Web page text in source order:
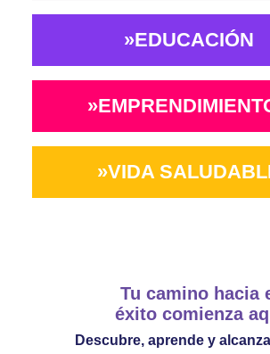
EDUCACIÓN
VIDA
Tu camino hacia
éxito comienza
Descubre, aprende y